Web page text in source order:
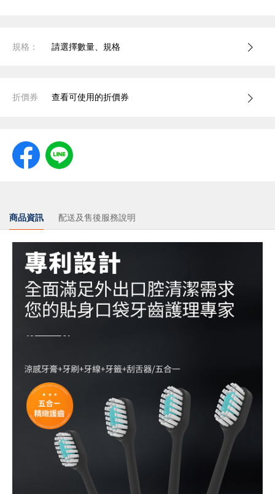
規格： 請選擇數量、規格
折價券 查看可使用的折價券
商品資訊 配送及售後服務說明